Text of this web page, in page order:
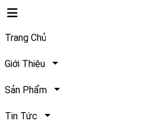
Trang Chủ
Giới Thiệu
Sản Phẩm
Tin Tức